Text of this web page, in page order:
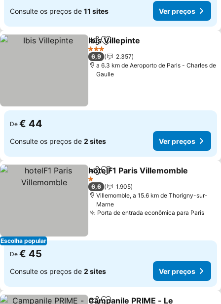
Consulte os preços de 11 sites Ver preços
PartilharAdicionar aos favoritos
Ibis Villepinte
3 Estrelas
6,9
2.357
a 6.3 km de Aeroporto de Paris - Charles de
Gaulle
De € 44
Consulte os preços de 2 sites Ver preços
Escolha popular
PartilharAdicionar aos favoritos
hotelF1 Paris Villemomble
1 Estrelas
6,6
1.905
Villemomble, a 15.6 km de Thorigny-sur-
Marne
Porta de entrada econômica para ParisVer
De € 45
Consulte os preços de 2 sites Ver preços
Campanile PRIME - Le